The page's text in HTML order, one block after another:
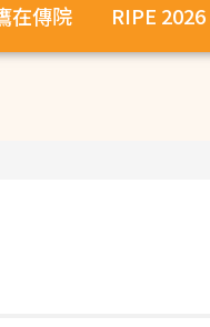
在傳院 RIPE 2026